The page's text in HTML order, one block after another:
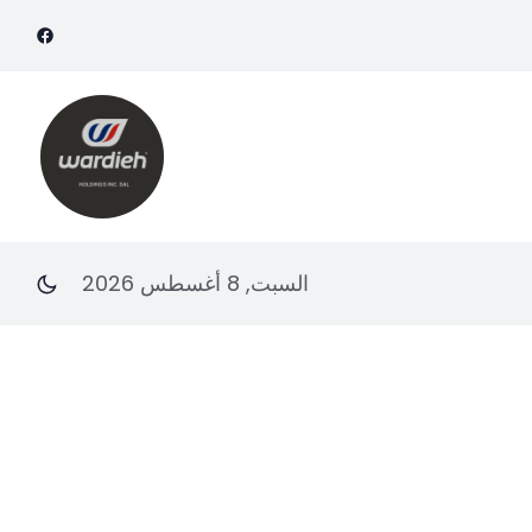
السبت, 8 أغسطس 2026